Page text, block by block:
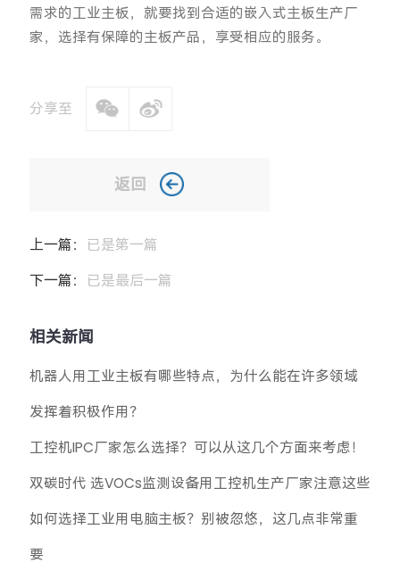
需求的工业主板，就要找到合适的嵌入式主板生产厂
家，选择有保障的主板产品，享受相应的服务。
分享至
返回
上一篇： 已是第一篇
下一篇： 已是最后一篇
相关新闻
机器人用工业主板有哪些特点，为什么能在许多领域
发挥着积极作用？
工控机IPC厂家怎么选择？可以从这几个方面来考虑！
双碳时代 选VOCs监测设备用工控机生产厂家注意这些
如何选择工业用电脑主板？别被忽悠，这几点非常重
要